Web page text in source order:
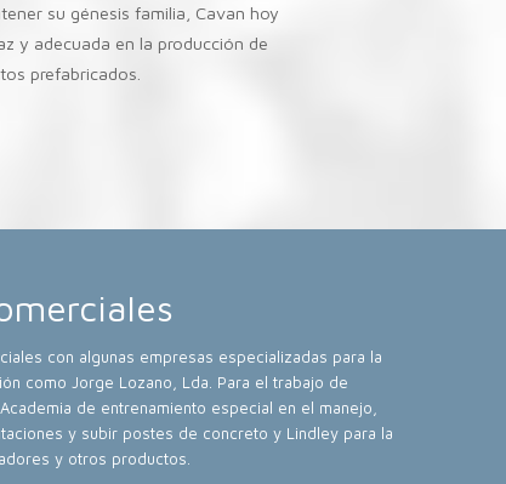
su génesis familia, Cavan hoy
y adecuada en la producción de
prefabricados.
con algunas empresas especializadas para la
como Jorge Lozano, Lda. Para el trabajo de
de entrenamiento especial en el manejo,
y subir postes de concreto y Lindley para la
y otros productos.